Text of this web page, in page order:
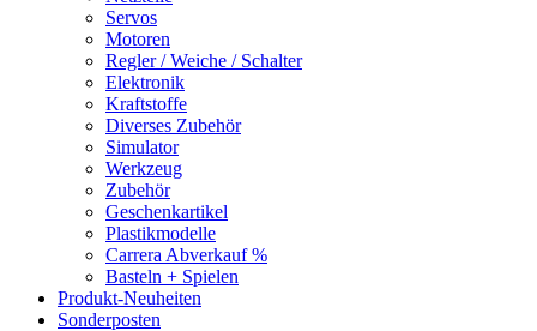
Servos
Motoren
Regler / Weiche / Schalter
Elektronik
Kraftstoffe
Diverses Zubehör
Simulator
Werkzeug
Zubehör
Geschenkartikel
Plastikmodelle
Carrera Abverkauf %
Basteln + Spielen
Produkt-Neuheiten
Sonderposten